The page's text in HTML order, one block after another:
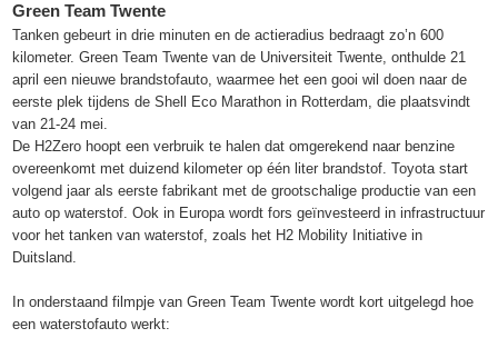
Green Team Twente
Tanken gebeurt in drie minuten en de actieradius bedraagt zo’n 600
kilometer. Green Team Twente van de Universiteit Twente, onthulde 21
april een nieuwe brandstofauto, waarmee het een gooi wil doen naar de
eerste plek tijdens de Shell Eco Marathon in Rotterdam, die plaatsvindt
van 21-24 mei.
De H2Zero hoopt een verbruik te halen dat omgerekend naar benzine
overeenkomt met duizend kilometer op één liter brandstof. Toyota start
volgend jaar als eerste fabrikant met de grootschalige productie van een
auto op waterstof. Ook in Europa wordt fors geïnvesteerd in infrastructuur
voor het tanken van waterstof, zoals het H2 Mobility Initiative in
Duitsland.
In onderstaand filmpje van Green Team Twente wordt kort uitgelegd hoe
een waterstofauto werkt: